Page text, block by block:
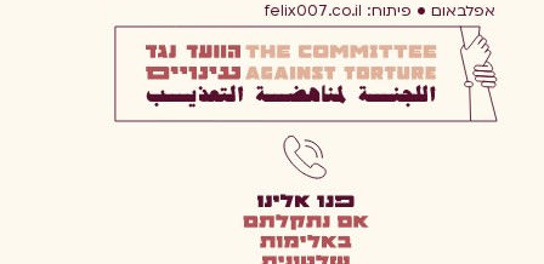
אפלבאום
פיתוח: felix007.co.il